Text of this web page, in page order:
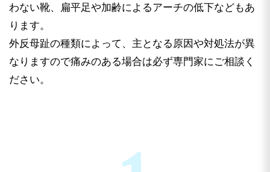
ールなどのきつい靴を履き続け、 足先を圧迫する
ことが原因で起こります。
歩き方や靴を変えずに市販のフットケア用品だけで
「痛み」をごまかすだけでは、 外反母趾は進行
し、年をとってから変形がひどくなるケースもある
わない靴、扁平足や加齢によるアーチの低下などもあ
ります。
外反母趾の種類によって、主となる原因や対処法が異
なりますので痛みのある場合は必ず専門家にご相談く
ださい。